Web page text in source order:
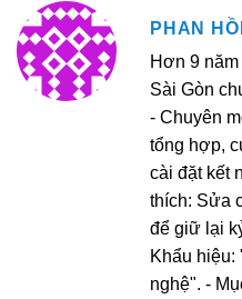
PHAN
Hơn 9
Sài Gòn
- Chuyên
tổng hợp,
cài đặt kết
thích: Sửa
để giữ lại
Khẩu hiệu:
nghệ". -